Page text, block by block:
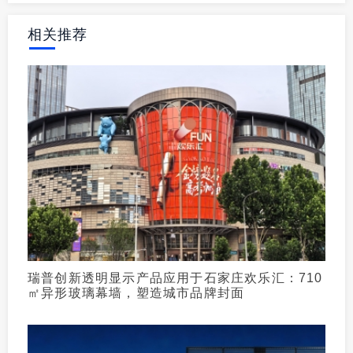
相关推荐
瑞普创新透明显示产品应用于石家庄欢乐汇：710
㎡异形玻璃幕墙，塑造城市品牌封面